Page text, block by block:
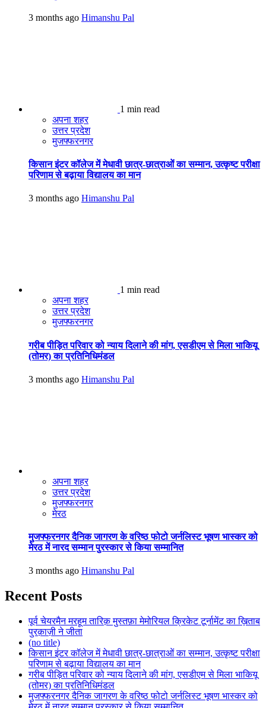
3 months ago Himanshu Pal
1 min read
अपना शहर
उत्तर प्रदेश
मुजफ्फरनगर
किसान इंटर कॉलेज में मेधावी छात्र-छात्राओं का सम्मान, उत्कृष्ट परीक्षा
परिणाम से बढ़ाया विद्यालय का मान
3 months ago Himanshu Pal
1 min read
अपना शहर
उत्तर प्रदेश
मुजफ्फरनगर
गरीब पीड़ित परिवार को न्याय दिलाने की मांग, एसडीएम से मिला भाकियू
(तोमर) का प्रतिनिधिमंडल
3 months ago Himanshu Pal
अपना शहर
उत्तर प्रदेश
मुजफ्फरनगर
मेरठ
मुजफ्फरनगर दैनिक जागरण के वरिष्ठ फोटो जर्नलिस्ट भूषण भास्कर को
मेरठ में नारद सम्मान पुरस्कार से किया सम्मानित
3 months ago Himanshu Pal
Recent Posts
पूर्व चेयरमैन मरहूम तारिक़ मुस्तफ़ा मेमोरियल क्रिकेट टूर्नामेंट का ख़िताब
पुरक़ाज़ी ने जीता
(no title)
किसान इंटर कॉलेज में मेधावी छात्र-छात्राओं का सम्मान, उत्कृष्ट परीक्षा
परिणाम से बढ़ाया विद्यालय का मान
गरीब पीड़ित परिवार को न्याय दिलाने की मांग, एसडीएम से मिला भाकियू
(तोमर) का प्रतिनिधिमंडल
मुजफ्फरनगर दैनिक जागरण के वरिष्ठ फोटो जर्नलिस्ट भूषण भास्कर को